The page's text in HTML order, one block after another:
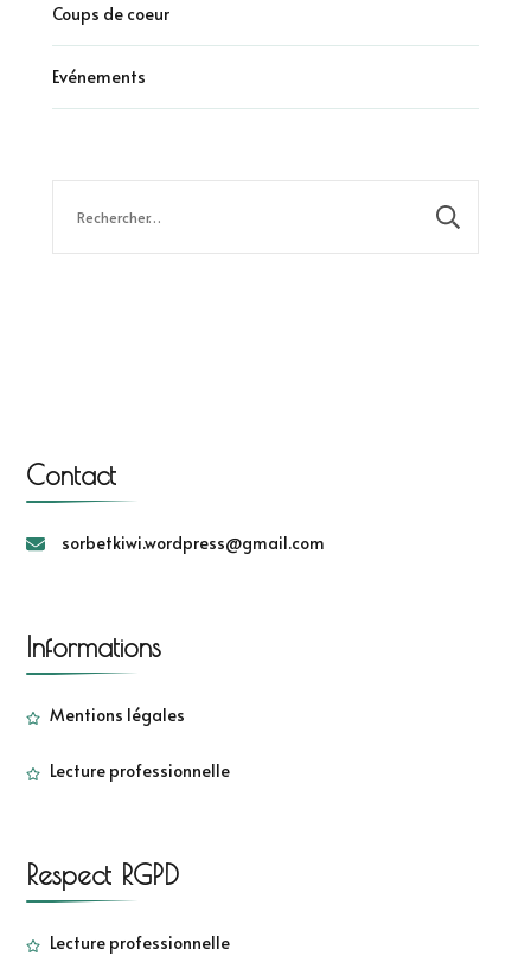
Coups de coeur
Evénements
Contact
sorbetkiwi.wordpress@gmail.com
Informations
Mentions légales
Lecture professionnelle
Respect RGPD
Lecture professionnelle